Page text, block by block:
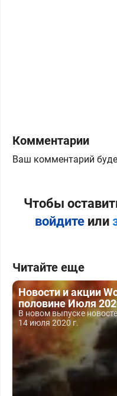
Комментарии
Ваш комментарий
Чтобы
войдитеили
Читайте еще
Новости и акции
половине Июля
В новом выпуске
14 июля 2020 г.